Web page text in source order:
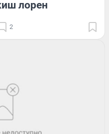
лорен
2